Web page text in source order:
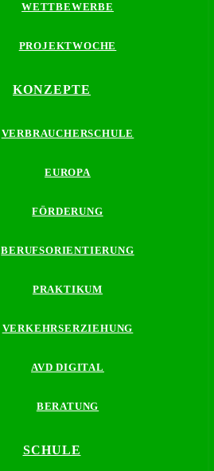
WETTBEWERBE
PROJEKTWOCHE
KONZEPTE
VERBRAUCHERSCHULE
EUROPA
FÖRDERUNG
BERUFSORIENTIERUNG
PRAKTIKUM
VERKEHRSERZIEHUNG
AVD DIGITAL
BERATUNG
SCHULE